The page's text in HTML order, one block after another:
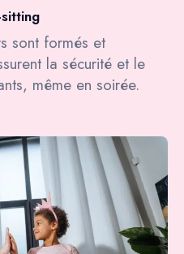
sont formés et
la sécurité et le
même en soirée.